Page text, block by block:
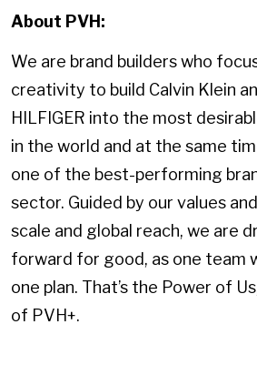
About PVH:
We are brand builders who
creativity to build Calvin Klein
HILFIGER into the most
in the world and at the same
one of the best-performing
sector. Guided by our values
scale and global reach, we are
forward for good, as one team
one plan. That’s the Power of
of PVH+.